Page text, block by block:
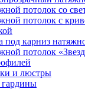
потолок со
потолок с
карниз
потолок
и люстры